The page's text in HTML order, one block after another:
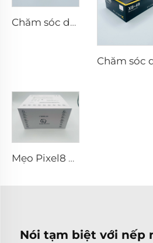
Chăm sóc da vi kim RF Sylfirm X đầu tip Sylfirm X X-25
Mẹo Pixel8 RF
Nói tạm biệt với nếp